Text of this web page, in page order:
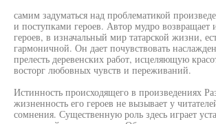
самим задуматься над проблематикой
и поступками героев. Автор мудро возвращает
героев, в изначальный мир татарской жизни,
гармоничной. Он дает почувствовать
прелесть деревенских работ, исцеляющую
восторг любовных чувств и переживаний.
Истинность происходящего в произведениях
жизненность его героев не вызывает у
сомнения. Существенную роль здесь играет